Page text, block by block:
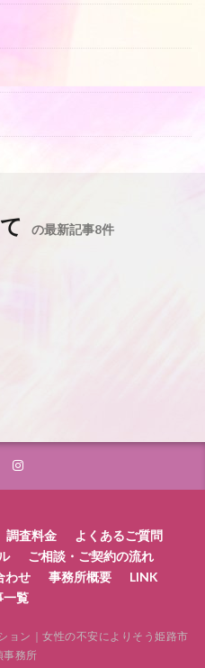
の最新記事8件
調査料金
よくあるご質問
ご相談・ご契約の流れ
わせ 事務所概要
LINK
一覧
ョン｜女性の不安によりそう姫路市
事務所